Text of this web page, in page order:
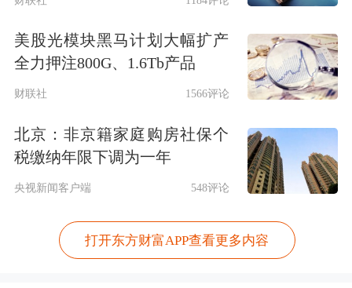
对于玻璃基板，中泰证券
近日指出，后
摩尔时代，
成为突破AI芯片性
能瓶颈的关键路径，而玻璃基板凭借其
独特物性成为下一代封装的核心方向。
全球龙头厂商正加速玻璃基板产业化布
局，2026年有望成为商业化元年，2028
年前后进入快速渗透期。
美股光模块黑马计划大幅扩产
全力押注800G、1.6Tb产品
财联社 1566评论
北京：非京籍家庭购房社保个
税缴纳年限下调为一年
央视新闻客户端 548评论
打开东方财富APP查看更多内容